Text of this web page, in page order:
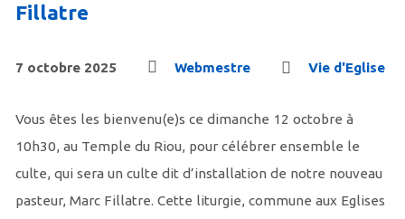
Fillatre
7 octobre 2025 Webmestre Vie d'Eglise
Vous êtes les bienvenu(e)s ce dimanche 12 octobre à
10h30, au Temple du Riou, pour célébrer ensemble le
culte, qui sera un culte dit d’installation de notre nouveau
pasteur, Marc Fillatre. Cette liturgie, commune aux Eglises